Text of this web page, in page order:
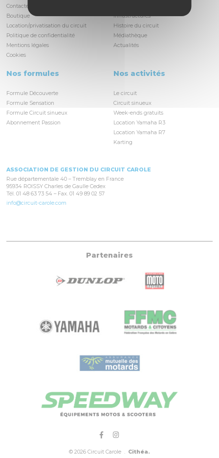
Contactez-nous
Boutique
Location/privatisation du circuit
Politique de confidentialité
Mentions légales
Cookies
Infrastructures
Histoire du circuit
Médiathèque
Actualités
Nos formules
Formule Découverte
Formule Sensation
Formule Circuit sinueux
Abonnement Passion
Nos activités
Le circuit
Circuit sinueux
Week-ends gratuits
Location Yamaha R3
Location Yamaha R7
Karting
ASSOCIATION DE GESTION DU CIRCUIT CAROLE
Rue départementale 40 – Tremblay en France
95934 ROISSY Charles de Gaulle Cedex
Tél. 01 48 63 73 54 – Fax. 01 49 89 02 57
info@circuit-carole.com
Partenaires
© 2026 Circuit Carole . Cithéa.